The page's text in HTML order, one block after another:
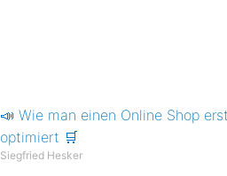
📣 Wie man einen Online Shop
optimiert 🛒
Siegfried Hesker